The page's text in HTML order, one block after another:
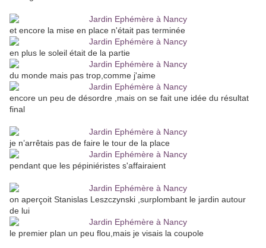
et encore la mise en place n'était pas terminée
en plus le soleil était de la partie
du monde mais pas trop,comme j'aime
encore un peu de désordre ,mais on se fait une idée du résultat
final
je n’arrêtais pas de faire le tour de la place
pendant que les pépiniéristes s'affairaient
on aperçoit Stanislas Leszczynski ,surplombant le jardin autour
de lui
le premier plan un peu flou,mais je visais la coupole